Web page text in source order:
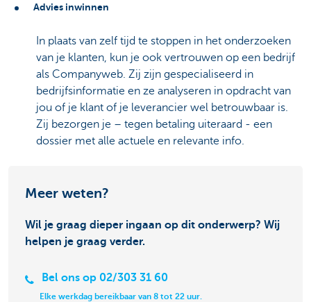
Advies inwinnen
In plaats van zelf tijd te stoppen in het onderzoeken
van je klanten, kun je ook vertrouwen op een bedrijf
als Companyweb. Zij zijn gespecialiseerd in
bedrijfsinformatie en ze analyseren in opdracht van
jou of je klant of je leverancier wel betrouwbaar is.
Zij bezorgen je – tegen betaling uiteraard - een
dossier met alle actuele en relevante info.
Meer weten?
Wil je graag dieper ingaan op dit onderwerp? Wij
helpen je graag verder.
Bel ons op 02/303 31 60
Elke werkdag bereikbaar van 8 tot 22 uur.